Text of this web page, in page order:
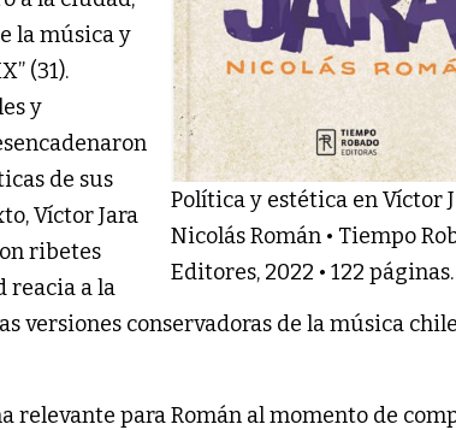
Política y estética en Víctor
Nicolás Román • Tiempo
Editores, 2022 • 122 páginas.
la música y
(31).
y
de sus
Víctor Jara
ribetes
reacia a la
versiones conservadoras de la música
relevante para Román al momento de